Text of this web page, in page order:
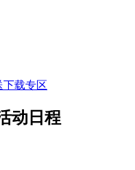
下载专区
动日程